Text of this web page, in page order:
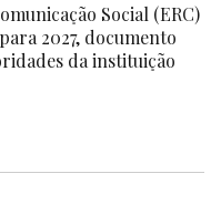
Social (ERC)
2027, documento
da instituição